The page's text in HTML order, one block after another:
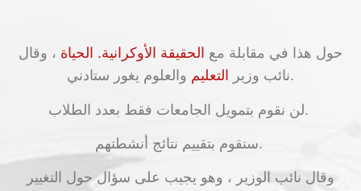
حول هذا في مقابلة مع الحقيقة الأوكرانية. الحياة ، وقال
نائب وزير
التعليم والعلوم يغور ستادني.
لن نقوم بتمويل الجامعات فقط بعدد الطلاب.
سنقوم بتقييم نتائج أنشطتهم.
وقال نائب الوزير ، وهو يجيب على سؤال حول التغيير